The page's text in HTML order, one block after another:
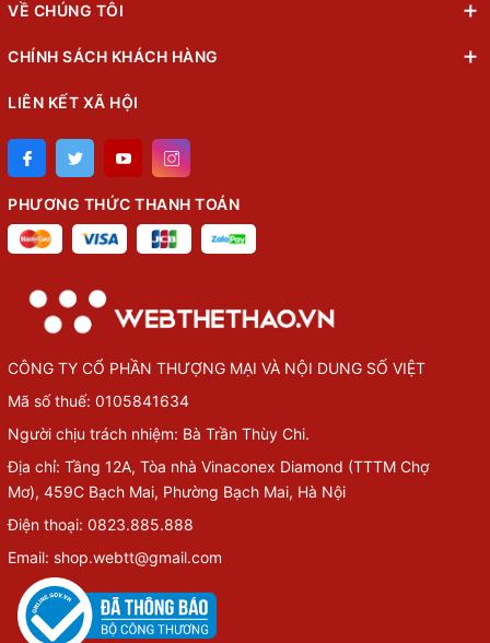
VỀ CHÚNG TÔI
CHÍNH SÁCH KHÁCH HÀNG
LIÊN KẾT XÃ HỘI
PHƯƠNG THỨC THANH TOÁN
CÔNG TY CỔ PHẦN THƯỢNG MẠI VÀ NỘI DUNG SỐ VIỆT
Mã số thuế: 0105841634
Người chịu trách nhiệm: Bà Trần Thùy Chi.
Địa chỉ: Tầng 12A, Tòa nhà Vinaconex Diamond (TTTM Chợ
Mơ), 459C Bạch Mai, Phường Bạch Mai, Hà Nội
Điện thoại: 0823.885.888
Email: shop.webtt@gmail.com